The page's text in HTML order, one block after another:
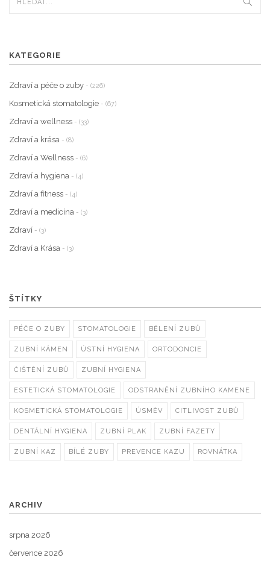
KATEGORIE
Zdraví a péče o zuby - (226)
Kosmetická stomatologie - (67)
Zdraví a wellness - (33)
Zdraví a krása - (8)
Zdraví a Wellness - (6)
Zdraví a hygiena - (4)
Zdraví a fitness - (4)
Zdraví a medicína - (3)
Zdraví - (3)
Zdraví a Krása - (3)
ŠTÍTKY
PÉČE O ZUBY STOMATOLOGIE BĚLENÍ ZUBŮ
ZUBNÍ KÁMEN ÚSTNÍ HYGIENA ORTODONCIE
ČIŠTĚNÍ ZUBŮ ZUBNÍ HYGIENA
ESTETICKÁ STOMATOLOGIE ODSTRANĚNÍ ZUBNÍHO KAMENE
KOSMETICKÁ STOMATOLOGIE ÚSMĚV CITLIVOST ZUBŮ
DENTÁLNÍ HYGIENA ZUBNÍ PLAK ZUBNÍ FAZETY
ZUBNÍ KAZ BÍLÉ ZUBY PREVENCE KAZU ROVNÁTKA
ARCHIV
srpna 2026
července 2026